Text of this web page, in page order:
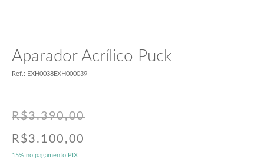
Aparador Acrílico Puck
Ref.: EXH0038EXH000039
R$3.390,00
R$3.100,00
15% no pagamento PIX